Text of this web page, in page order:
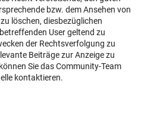
bzw. dem Ansehen von
löschen, diesbezüglichen
User geltend zu
der Rechtsverfolgung zu
Beiträge zur Anzeige zu
können Sie das Community-Team
kontaktieren.